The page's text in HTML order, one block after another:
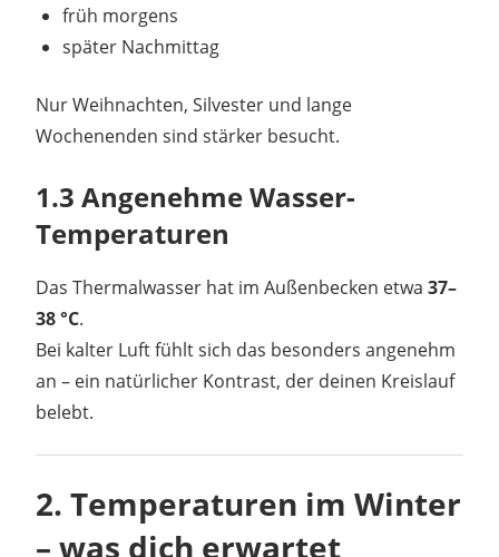
früh morgens
später Nachmittag
Nur Weihnachten, Silvester und lange
Wochenenden sind stärker besucht.
1.3 Angenehme Wasser-
Temperaturen
Das Thermalwasser hat im Außenbecken etwa 37–
38 °C.
Bei kalter Luft fühlt sich das besonders angenehm
an – ein natürlicher Kontrast, der deinen Kreislauf
belebt.
2. Temperaturen im Winter
– was dich erwartet